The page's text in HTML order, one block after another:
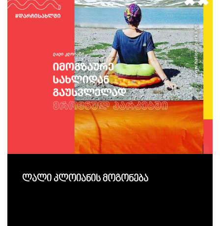
ლალი კლოიანის მოგონება